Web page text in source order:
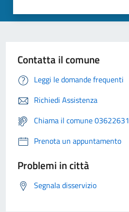
Contatta il comune
Leggi le domande frequenti
Richiedi Assistenza
Chiama il comune 03622631
Prenota un appuntamento
Problemi in città
Segnala disservizio